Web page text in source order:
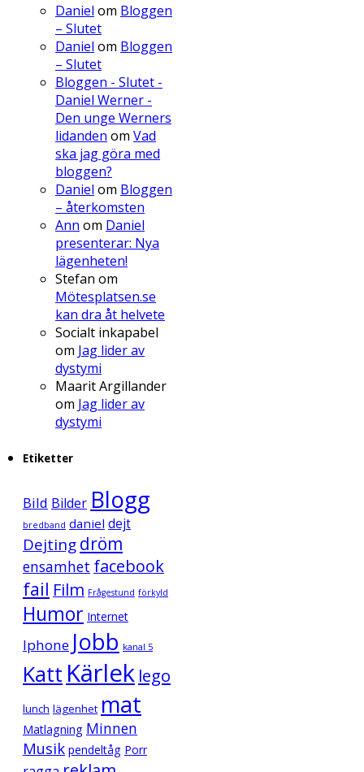
Daniel om Bloggen
– Slutet
Daniel om Bloggen
– Slutet
Bloggen - Slutet -
Daniel Werner -
Den unge Werners
lidanden om Vad
ska jag göra med
bloggen?
Daniel om Bloggen
– återkomsten
Ann om Daniel
presenterar: Nya
lägenheten!
Stefan om
Mötesplatsen.se
kan dra åt helvete
Socialt inkapabel
om Jag lider av
dystymi
Maarit Argillander
om Jag lider av
dystymi
Etiketter
Bild Bilder Blogg
bredband daniel dejt
Dejtingdröm
ensamhet facebook
fail Film Frågestund förkyld
Humor Internet
Iphone Jobb kanal 5
Katt Kärlek lego
lunch lägenhet mat
Matlagning Minnen
Musik pendeltåg Porr